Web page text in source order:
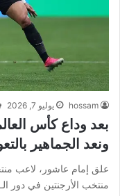
hossam يوليو 7, 2026
بعد وداع كأس
ونعد الجماهير
علق إمام عاشور، لاعب
منتخب الأرجنتين في دور الـ16 من بطولة كأس العالم 2026،…